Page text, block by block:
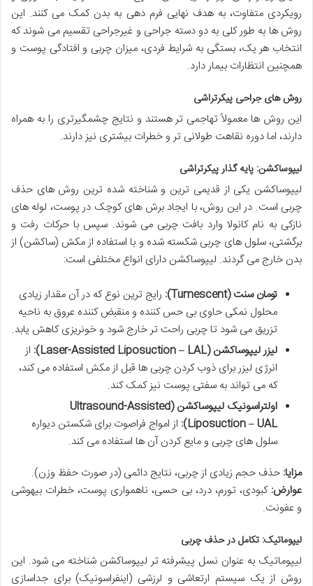
رویکردی متفاوت، به هدف نهایی فرم دهی به بدن کمک می کنند. این
روش ها به طور کلی به دو دسته جراحی و غیرجراحی تقسیم می شوند که
انتخاب هر یک، بستگی به شرایط فردی، میزان چربی و افتادگی پوست و
همچنین انتظارات بیمار دارد.
روش های جراحی پیکرتراشی
این روش ها معمولاً تهاجمی تر هستند و نتایج چشمگیرتری را به همراه
دارند، اما دوره نقاهت طولانی تر و خطرات بیشتری نیز دارند.
لیپوساکشن: پایه گذار پیکرتراشی
لیپوساکشن یکی از قدیمی ترین و شناخته شده ترین روش های حذف
چربی است. در این روش، با ایجاد برش های کوچک در پوست، لوله های
نازکی به نام کانولا وارد بافت چربی می شوند. سپس با حرکات رفت و
برگشتی، سلول های چربی شکسته شده و با استفاده از مکش (ساکشن) از
بدن خارج می گردند. لیپوساکشن دارای انواع مختلفی است:
تومان سنت (Tumescent):
رایج ترین نوع که در آن مقدار زیادی
محلول نمکی حاوی بی حس کننده و منقبض کننده عروق به ناحیه
تزریق می شود تا چربی راحت تر خارج شود و خونریزی کاهش یابد.
لیزر لیپوساکشن (Laser-Assisted Liposuction – LAL):
از
انرژی لیزر برای ذوب کردن چربی ها قبل از مکش استفاده می کند،
که می تواند به سفتی پوست نیز کمک کند.
اولتراسونیک لیپوساکشن (Ultrasound-Assisted
Liposuction – UAL): از امواج فراصوت برای شکستن دیواره
سلول های چربی و مایع کردن آن ها استفاده می کند.
مزایا: حذف حجم زیادی از چربی، نتایج دائمی (در صورت حفظ وزن).
عوارض: کبودی، تورم، درد، بی حسی، ناهمواری پوست، خطرات بیهوشی
و عفونت.
لیپوماتیک: تکامل در حذف چربی
لیپوماتیک به عنوان نسل پیشرفته تر لیپوساکشن شناخته می شود. این
روش از یک سیستم ارتعاشی و لرزشی (اینفراسونیک) برای جداسازی